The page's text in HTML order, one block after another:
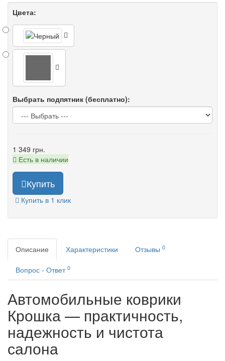
Цвета:
Выбрать подпятник (бесплатно):
1 349 грн.
Есть в наличии
Купить
Купить в 1 клик
Описание Характеристики Отзывы 0
Вопрос - Ответ 0
Автомобильные коврики
Крошка — практичность,
надежность и чистота
салона